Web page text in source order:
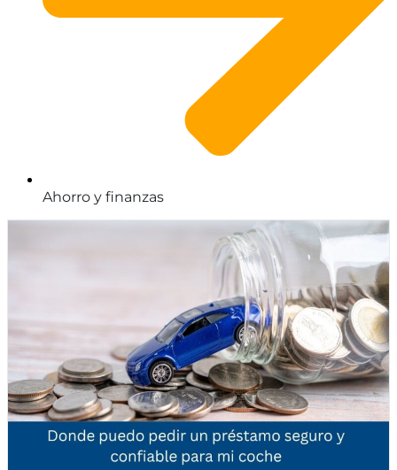
Ahorro y finanzas